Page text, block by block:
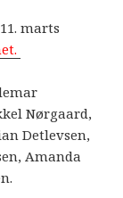
marts
Nørgaard,
Detlevsen,
Amanda